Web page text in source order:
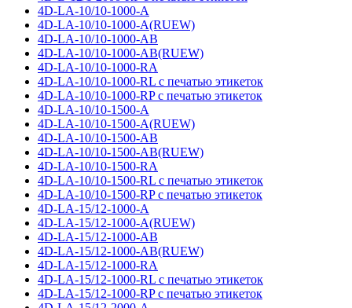
4D-LA-10/10-1000-A
4D-LA-10/10-1000-A(RUEW)
4D-LA-10/10-1000-AB
4D-LA-10/10-1000-AB(RUEW)
4D-LA-10/10-1000-RA
4D-LA-10/10-1000-RL с печатью этикеток
4D-LA-10/10-1000-RP с печатью этикеток
4D-LA-10/10-1500-A
4D-LA-10/10-1500-A(RUEW)
4D-LA-10/10-1500-AB
4D-LA-10/10-1500-AB(RUEW)
4D-LA-10/10-1500-RA
4D-LA-10/10-1500-RL с печатью этикеток
4D-LA-10/10-1500-RP с печатью этикеток
4D-LA-15/12-1000-A
4D-LA-15/12-1000-A(RUEW)
4D-LA-15/12-1000-AB
4D-LA-15/12-1000-AB(RUEW)
4D-LA-15/12-1000-RA
4D-LA-15/12-1000-RL с печатью этикеток
4D-LA-15/12-1000-RP с печатью этикеток